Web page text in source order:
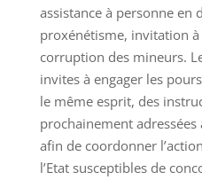
assistance à personne en
proxénétisme, invitation
corruption des mineurs.
invites à engager les
le même esprit, des
prochainement adressées
afin de coordonner
l’Etat susceptibles de